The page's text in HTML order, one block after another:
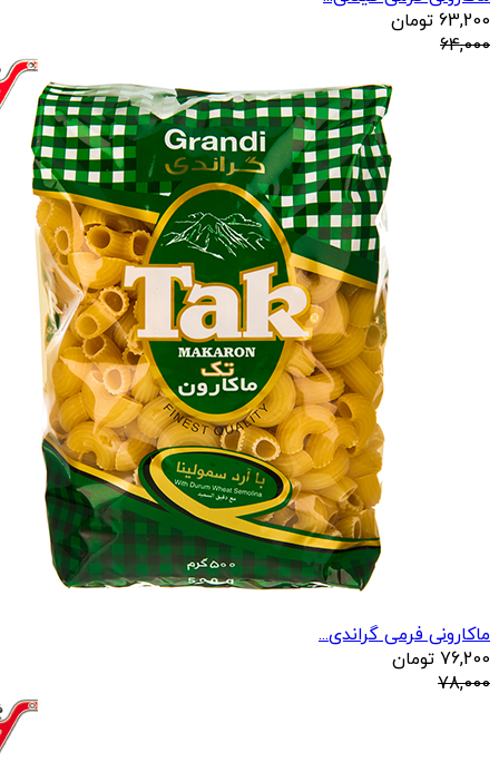
63,200 تومان
64,000
ماکارونی فرمی گراندی...
76,200 تومان
78,000